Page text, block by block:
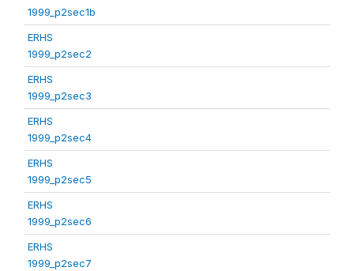
1999_p2sec1b
ERHS
1999_p2sec2
ERHS
1999_p2sec3
ERHS
1999_p2sec4
ERHS
1999_p2sec5
ERHS
1999_p2sec6
ERHS
1999_p2sec7